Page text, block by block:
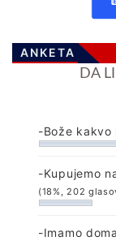
ANKETA
DA
-Bože kakvo
-Kupujemo
(18%, 202
-Imamo